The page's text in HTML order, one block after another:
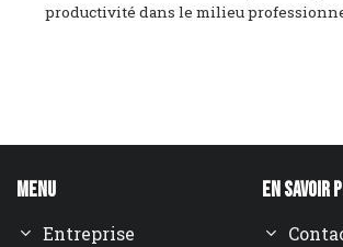
productivité dans le milieu
Menu
Entreprise
En savoir